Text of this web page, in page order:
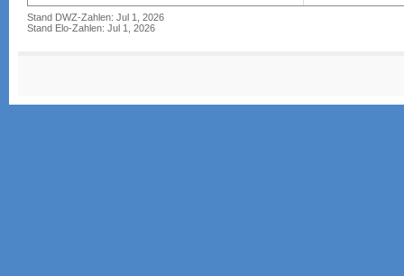
Stand DWZ-Zahlen: Jul 1, 2026
Stand Elo-Zahlen: Jul 1, 2026